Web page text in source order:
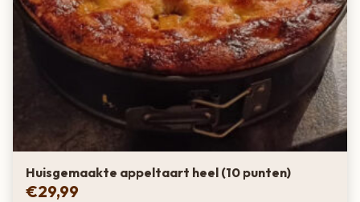
Huisgemaakte appeltaart heel (10 punten)
€29,99